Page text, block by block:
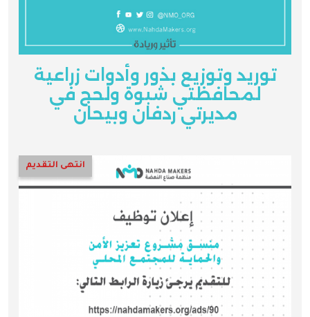
توريد وتوزيع بذور وأدوات زراعية
لمحافظتي شبوة ولحج في
مديرتي ردفان وبيحان
انتهى التقديم